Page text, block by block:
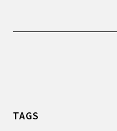
TAGS